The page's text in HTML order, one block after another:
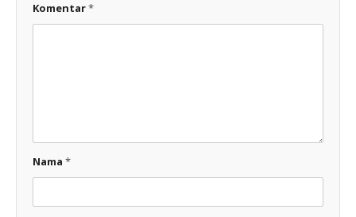
Komentar*
Nama *